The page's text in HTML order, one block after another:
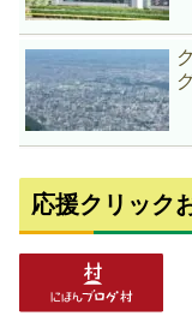
応援クリック